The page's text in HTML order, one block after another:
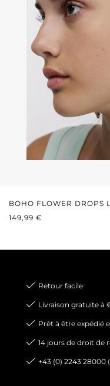
BOHO FLOWER DROPS
PRIX RÉGULIER :
149,99 €
Retour facile
Livraison gratuite à
Prêt à être expédié
14 jours de droit de
+43 (0) 2243 28000